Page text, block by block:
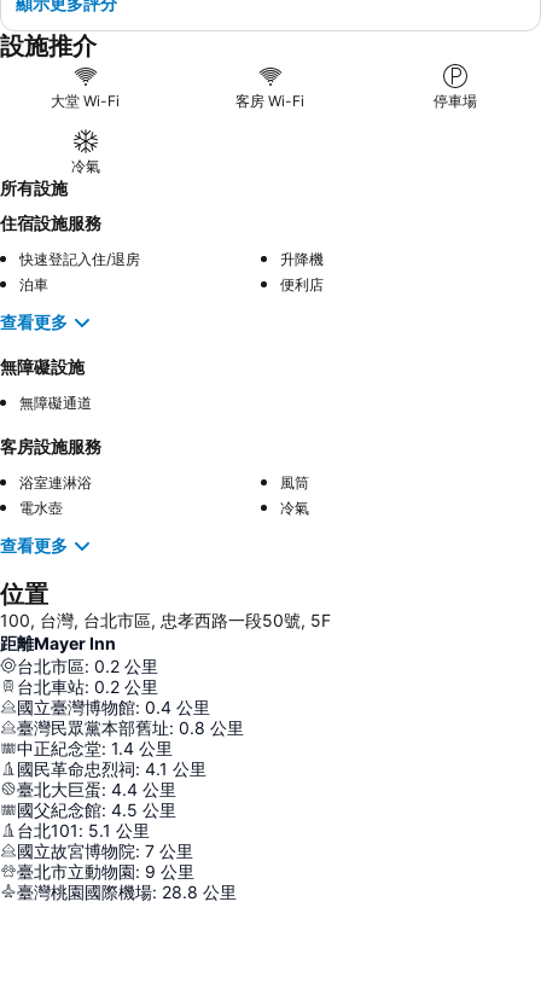
設施推介
大堂 Wi-Fi 客房 Wi-Fi 停車場
冷氣
所有設施
住宿設施服務
快速登記入住/退房
升降機
泊車
便利店
查看更多
無障礙設施
無障礙通道
客房設施服務
浴室連淋浴
風筒
電水壺
冷氣
查看更多
位置
100, 台灣, 台北市區, 忠孝西路一段50號, 5F
距離Mayer Inn
台北市區: 0.2 公里
台北車站: 0.2 公里
國立臺灣博物館: 0.4 公里
臺灣民眾黨本部舊址: 0.8 公里
中正紀念堂: 1.4 公里
國民革命忠烈祠: 4.1 公里
臺北大巨蛋: 4.4 公里
國父紀念館: 4.5 公里
台北101: 5.1 公里
國立故宮博物院: 7 公里
臺北市立動物園: 9 公里
臺灣桃園國際機場: 28.8 公里